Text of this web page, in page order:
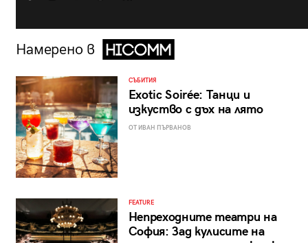
Намерено в
СЪБИТИЯ
Exotic Soirée: Танци и
изкуство с дъх на лято
ОТ ИВАН ПЪРВАНОВ
FEATURE
Непреходните театри на
София: Зад кулисите на